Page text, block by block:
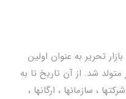
، بازار تحریر به عنوان اولین
شد. از آن تاریخ تا به
، سازمانها ، ارگانها ،